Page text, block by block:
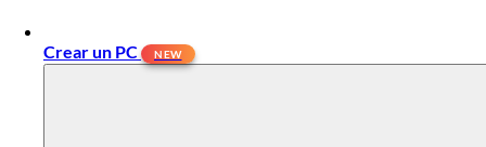
Crear un PC NEW